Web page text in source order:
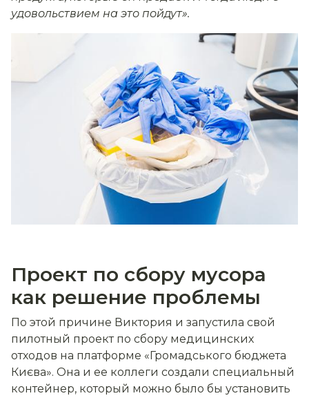
удовольствием на это пойдут».
Проект по сбору мусора
как решение проблемы
По этой причине Виктория и запустила свой
пилотный проект по сбору медицинских
отходов на платформе «Громадського бюджета
Києва». Она и ее коллеги создали специальный
контейнер, который можно было бы установить